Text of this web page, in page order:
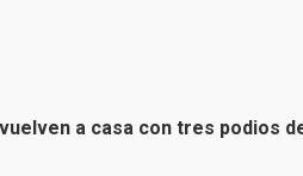
a casa con tres podios